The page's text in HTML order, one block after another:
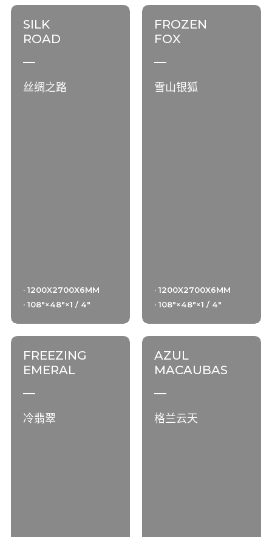
SILK
ROAD
丝绸之路
· 1200X2700X6MM
· 108"×48"×1 / 4"
FROZEN
FOX
雪山银狐
· 1200X2700X6MM
· 108"×48"×1 / 4"
FREEZING
EMERAL
冷翡翠
AZUL
MACAUBAS
格兰云天